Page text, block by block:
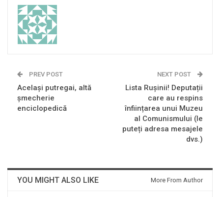
PREV POST
Acelaşi putregai, altă
şmecherie
enciclopedică
NEXT POST
Lista Rușinii! Deputații
care au respins
înființarea unui Muzeu
al Comunismului (le
puteți adresa mesajele
dvs.)
YOU MIGHT ALSO LIKE More From Author